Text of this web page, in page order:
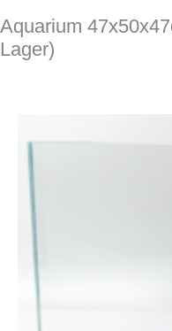
Aquarium
Lager)